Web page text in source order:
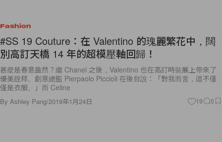
Fashion
#SS 19 Couture：在 Valentino 的瑰麗繁花中，闊
別高訂天橋 14 年的超模壓軸回歸！
甚麼是春意盎然？繼 Chanel 之後，Valentino 也在高訂時裝展上帶來了
優美詮釋。創意總監 Pierpaolo Piccioli 在後台說：「對我而言，這不僅
僅是衣服。」而 Celine
By Ashley Pang/2019年1月24日 19 0